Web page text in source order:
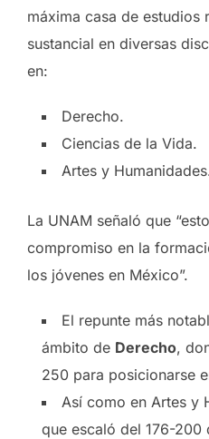
máxima casa de estudios
sustancial en diversas
en:
Derecho.
Ciencias de la Vida.
Artes y
La UNAM señaló que
compromiso en la
los jóvenes en México”.
El repunte más
ámbito de Derecho,
250 para posicionarse
Así como en Artes y
que escaló del 176-